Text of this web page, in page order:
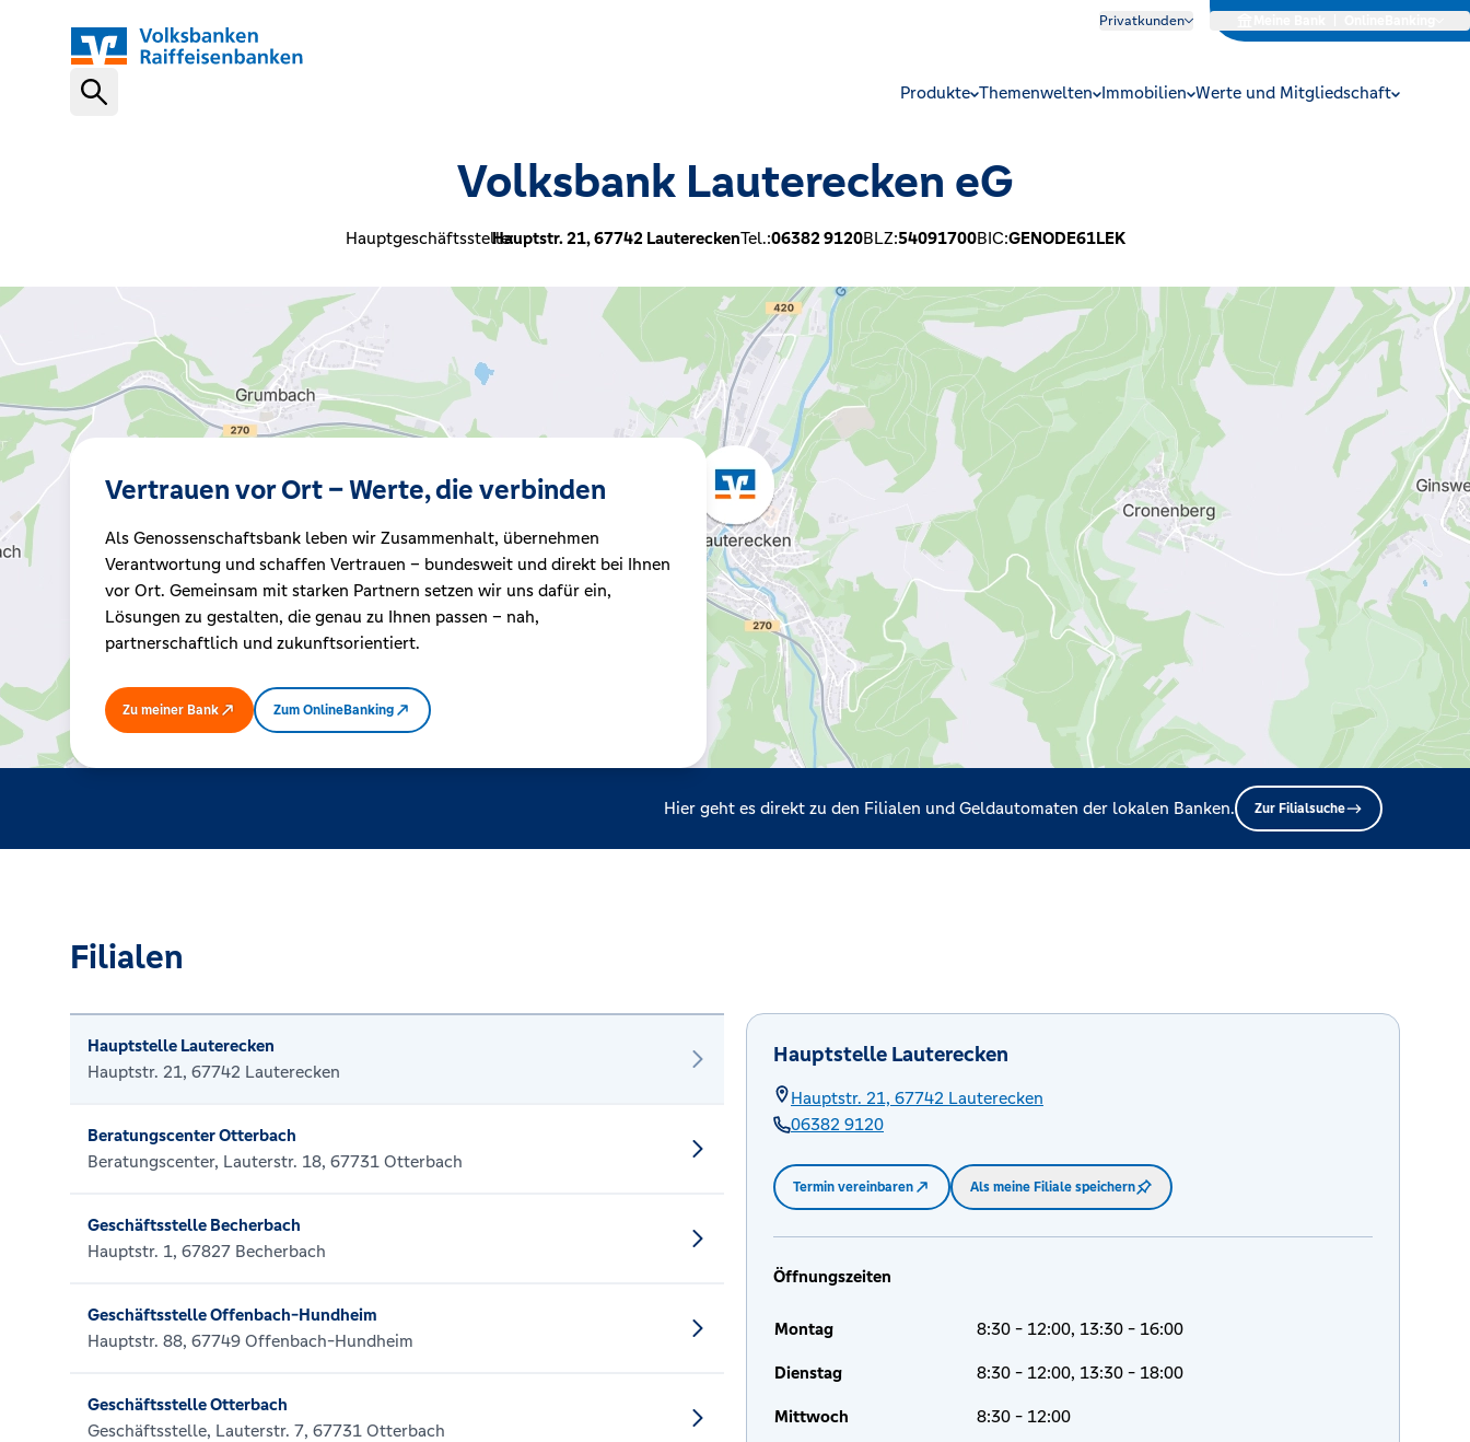
Privatkunden
VR Banking App
Kreditrechner
Immobilien
Produkte Themenwelten Immobilien Werte und Mitgliedschaft
Volksbank Lauterecken eG
Hauptgeschäftsstelle:Hauptstr. 21,67742 LautereckenTel.:06382 9120BLZ:54091700BIC:GENODE61LEK
Vertrauen vor Ort – Werte, die verbinden
Als Genossenschaftsbank leben wir Zusammenhalt, übernehmen
Verantwortung und schaffen Vertrauen – bundesweit und direkt bei Ihnen
vor Ort. Gemeinsam mit starken Partnern setzen wir uns dafür ein,
Lösungen zu gestalten, die genau zu Ihnen passen – nah,
partnerschaftlich und zukunftsorientiert.
Zu meiner Bank Zum OnlineBanking
Hier geht es direkt zu den Filialen und Geldautomaten der lokalen Banken. Zur Filialsuche
Filialen
Hauptstelle Lauterecken
Hauptstr. 21, 67742 Lauterecken
Beratungscenter Otterbach
Beratungscenter, Lauterstr. 18, 67731 Otterbach
Geschäftsstelle Becherbach
Hauptstr. 1, 67827 Becherbach
Geschäftsstelle Offenbach-Hundheim
Hauptstr. 88, 67749 Offenbach-Hundheim
Geschäftsstelle Otterbach
Geschäftsstelle, Lauterstr. 7, 67731 Otterbach
Hauptstelle Lauterecken
Hauptstr. 21, 67742 Lauterecken
06382 9120
Termin vereinbaren Als meine Filiale speichern
Öffnungszeiten
Montag 8:30 - 12:00, 13:30 - 16:00
Dienstag 8:30 - 12:00, 13:30 - 18:00
Mittwoch 8:30 - 12:00